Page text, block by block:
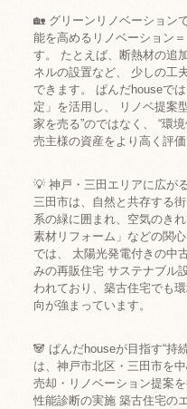
🏡 グリーンリノベーション
能を高めるリノベーション
す。 たとえば、断熱材の追
ネルの設置など、 少しの工
できます。 ぱんだhouseで
定」を活用し、 リノベ提案
家を売る”のではなく、 “環
売主様の資産をより高く評
💡 神戸・三田エリアに広が
三田市は、自然と共存する
系の緑に囲まれ、空気のき
素材リフォーム」などの関
では、 太陽光発電付きの中
みの再販住宅 サステナブル
われており、築古住宅でも
向が強まっています。
🐼 ぱんだhouseが目指す“持
は、神戸市北区・三田市を
売却・リノベーション提案
性能診断の実施 築古住宅の